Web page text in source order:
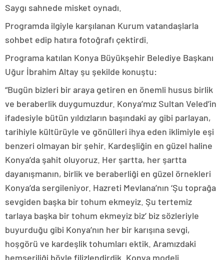
Saygı sahnede misket oynadı.
Programda ilgiyle karşılanan Kurum vatandaşlarla
sohbet edip hatıra fotoğrafı çektirdi.
Programa katılan Konya Büyükşehir Belediye Başkanı
Uğur İbrahim Altay şu şekilde konuştu:
“Bugün bizleri bir araya getiren en önemli husus birlik
ve beraberlik duygumuzdur. Konya’mız Sultan Veled’in
ifadesiyle bütün yıldızların başındaki ay gibi parlayan,
tarihiyle kültürüyle ve gönülleri ihya eden iklimiyle eşi
benzeri olmayan bir şehir. Kardeşliğin en güzel haline
Konya’da şahit oluyoruz. Her şartta, her şartta
dayanışmanın, birlik ve beraberliği en güzel örnekleri
Konya’da sergileniyor. Hazreti Mevlana’nın ‘Şu toprağa
sevgiden başka bir tohum ekmeyiz. Şu tertemiz
tarlaya başka bir tohum ekmeyiz biz’ biz sözleriyle
buyurduğu gibi Konya’nın her bir karışına sevgi,
hoşgörü ve kardeşlik tohumları ektik. Aramızdaki
hemşeriliği böyle filizlendirdik. Konya modeli